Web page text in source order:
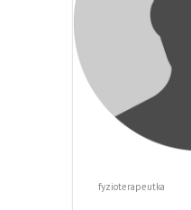
fyzioterapeutka